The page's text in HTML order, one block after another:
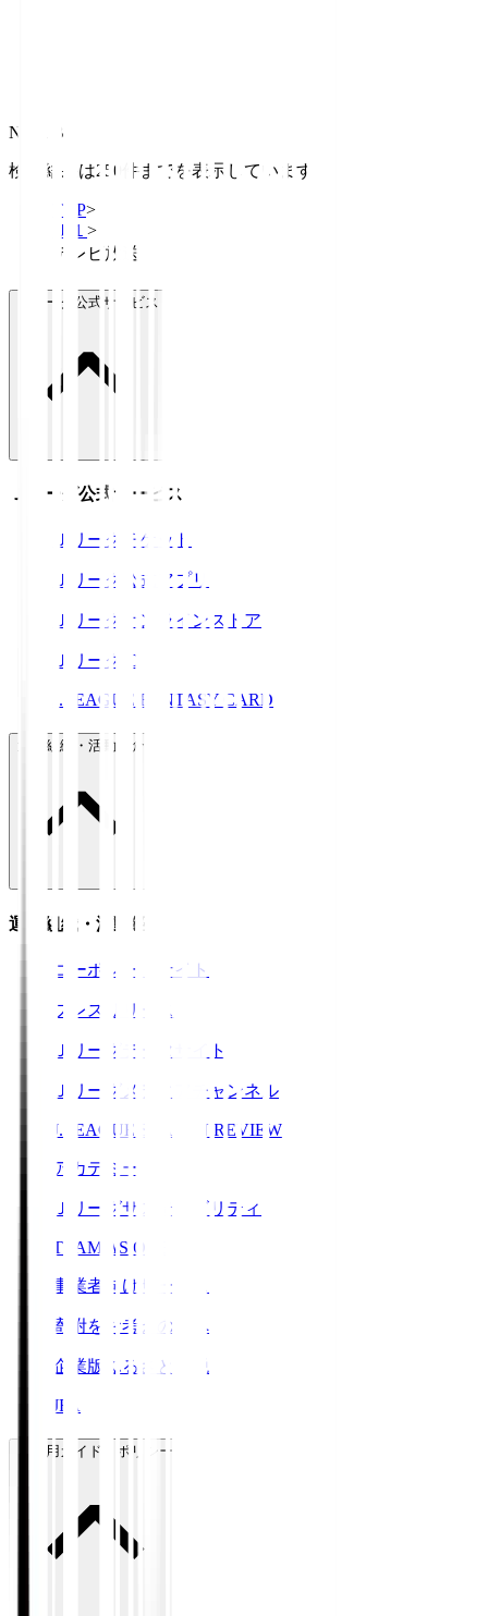
NHK BS
検索結果は250件までを表示しています
TOP>
Ｊ１ >
テレビ放送
Ｊリーグ公式サービス
Ｊリーグ公式サービス
Ｊリーグチケット
Ｊリーグ公式アプリ
Ｊリーグオンラインストア
ＪリーグID
J.LEAGUE FANTASY CARD
運営組織・活動紹介
運営組織・活動紹介
コーポレートサイト
プレスリリース
Ｊリーグデータサイト
Ｊリーグメディアチャンネル
J.LEAGUE SEASON REVIEW
アカデミー
Ｊリーグサステナビリティ
TEAM AS ONE
事業者向けサービス
寄附をお考えの方へ
企業版ふるさと納税
JFA
ご利用ガイド・ポリシー